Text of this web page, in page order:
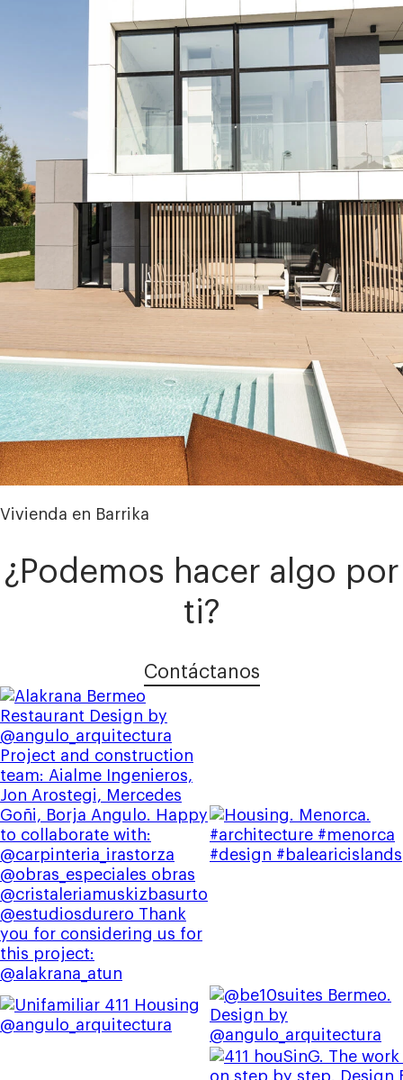
Vivienda en Barrika
¿Podemos hacer algo por
ti?
Contáctanos